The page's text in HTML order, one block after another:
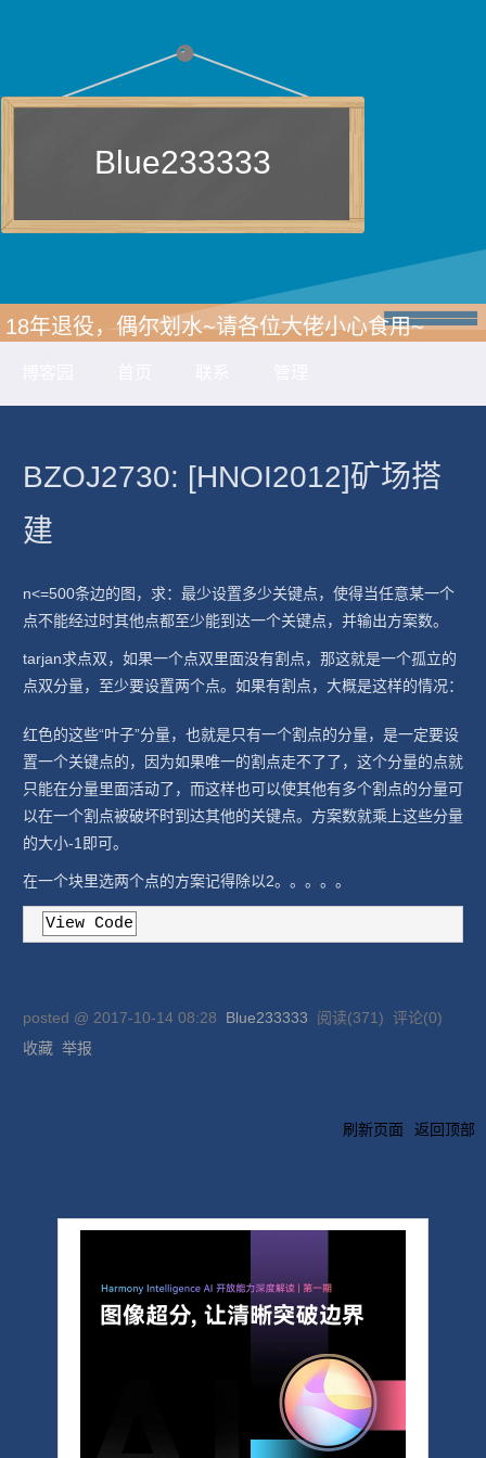
Blue233333
18年退役，偶尔划水~请各位大佬小心食用~
BZOJ2730: [HNOI2012]矿场搭
建
n<=500条边的图，求：最少设置多少关键点，使得当任意某一个
点不能经过时其他点都至少能到达一个关键点，并输出方案数。
tarjan求点双，如果一个点双里面没有割点，那这就是一个孤立的
点双分量，至少要设置两个点。如果有割点，大概是这样的情况：
红色的这些“叶子”分量，也就是只有一个割点的分量，是一定要设
置一个关键点的，因为如果唯一的割点走不了了，这个分量的点就
只能在分量里面活动了，而这样也可以使其他有多个割点的分量可
以在一个割点被破坏时到达其他的关键点。方案数就乘上这些分量
的大小-1即可。
在一个块里选两个点的方案记得除以2。。。。。
View Code
posted @ 2017-10-14 08:28 Blue233333 阅读(371) 评论(0)
收藏 举报
刷新页面 返回顶部